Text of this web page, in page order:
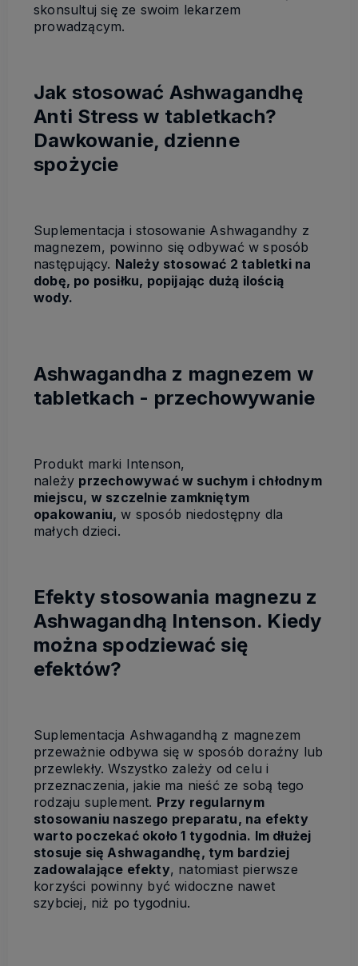
skonsultuj się ze swoim lekarzem
prowadzącym.
Jak stosować Ashwagandhę
Anti Stress w tabletkach?
Dawkowanie, dzienne
spożycie
Suplementacja i stosowanie Ashwagandhy z
magnezem, powinno się odbywać w sposób
następujący. Należy stosować 2 tabletki na
dobę, po posiłku, popijając dużą ilością
wody.
Ashwagandha z magnezem w
tabletkach - przechowywanie
Produkt marki Intenson,
należy przechowywać w suchym i chłodnym
miejscu, w szczelnie zamkniętym
opakowaniu, w sposób niedostępny dla
małych dzieci.
Efekty stosowania magnezu z
Ashwagandhą Intenson. Kiedy
można spodziewać się
efektów?
Suplementacja Ashwagandhą z magnezem
przeważnie odbywa się w sposób doraźny lub
przewlekły. Wszystko zależy od celu i
przeznaczenia, jakie ma nieść ze sobą tego
rodzaju suplement. Przy regularnym
stosowaniu naszego preparatu, na efekty
warto poczekać około 1 tygodnia. Im dłużej
stosuje się Ashwagandhę, tym bardziej
zadowalające efekty, natomiast pierwsze
korzyści powinny być widoczne nawet
szybciej, niż po tygodniu.